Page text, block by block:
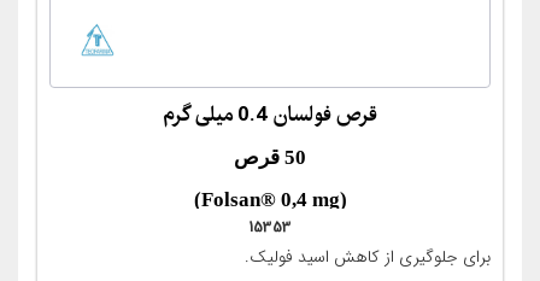
قرص فولسان 0.4 میلی گرم
50 قرص
(Folsan® 0,4 mg)
15353
برای جلوگیری از کاهش اسید فولیک.